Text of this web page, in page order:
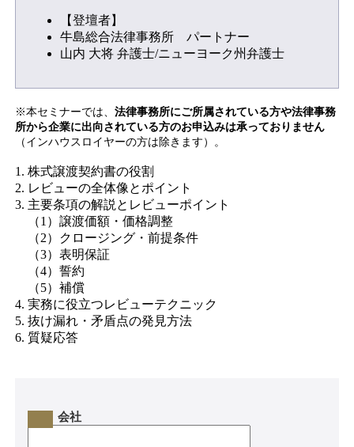
【登壇者】
牛島総合法律事務所 パートナー
山内 大将 弁護士/ニューヨーク州弁護士
※本セミナーでは、 法律事務所にご所属されている⽅や法律事務
所から企業に出向されている方のお申込みは承っておりません
（インハウスロイヤーの⽅は除きます）。
1. 株式譲渡契約書の役割
2. レビューの全体像とポイント
3. 主要条項の解説とレビューポイント
（1）譲渡価額・価格調整
（2）クロージング・前提条件
（3）表明保証
（4）誓約
（5）補償
4. 実務に役立つレビューテクニック
5. 抜け漏れ・矛盾点の発見方法
6. 質疑応答
会社